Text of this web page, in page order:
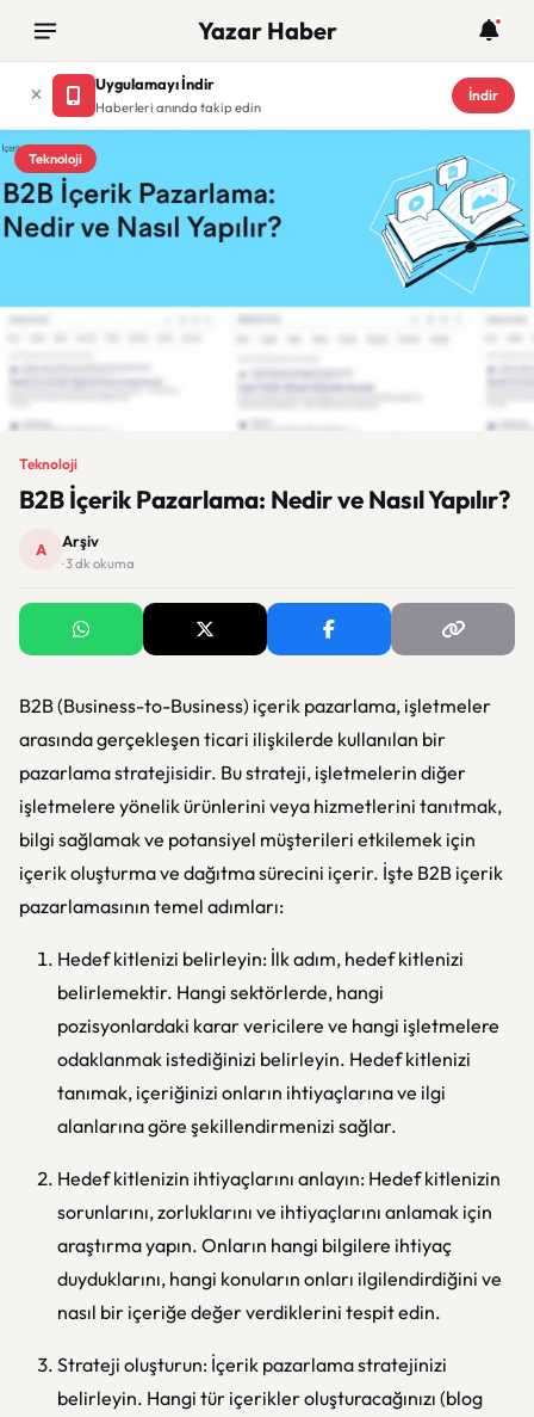
Yazar Haber
Uygulamayı İndir
Haberleri anında takip edin
İndir
Teknoloji
Teknoloji
B2B İçerik Pazarlama: Nedir ve Nasıl Yapılır?
A Arşiv
· 3 dk okuma
B2B (Business-to-Business) içerik pazarlama, işletmeler
arasında gerçekleşen ticari ilişkilerde kullanılan bir
pazarlama stratejisidir. Bu strateji, işletmelerin diğer
işletmelere yönelik ürünlerini veya hizmetlerini tanıtmak,
bilgi sağlamak ve potansiyel müşterileri etkilemek için
içerik oluşturma ve dağıtma sürecini içerir. İşte B2B içerik
pazarlamasının temel adımları:
Hedef kitlenizi belirleyin: İlk adım, hedef kitlenizi
belirlemektir. Hangi sektörlerde, hangi
pozisyonlardaki karar vericilere ve hangi işletmelere
odaklanmak istediğinizi belirleyin. Hedef kitlenizi
tanımak, içeriğinizi onların ihtiyaçlarına ve ilgi
alanlarına göre şekillendirmenizi sağlar.
Hedef kitlenizin ihtiyaçlarını anlayın: Hedef kitlenizin
sorunlarını, zorluklarını ve ihtiyaçlarını anlamak için
araştırma yapın. Onların hangi bilgilere ihtiyaç
duyduklarını, hangi konuların onları ilgilendirdiğini ve
nasıl bir içeriğe değer verdiklerini tespit edin.
Strateji oluşturun: İçerik pazarlama stratejinizi
belirleyin. Hangi tür içerikler oluşturacağınızı (blog